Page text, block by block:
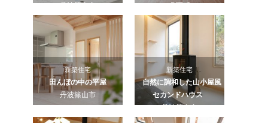
丹波篠山市
多可町
新築住宅
田んぼの中の平屋
丹波篠山市
新築住宅
自然に調和した山小屋風
セカンドハウス
丹波篠山市